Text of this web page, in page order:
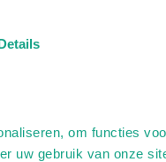
om functies
uw gebruik van onze